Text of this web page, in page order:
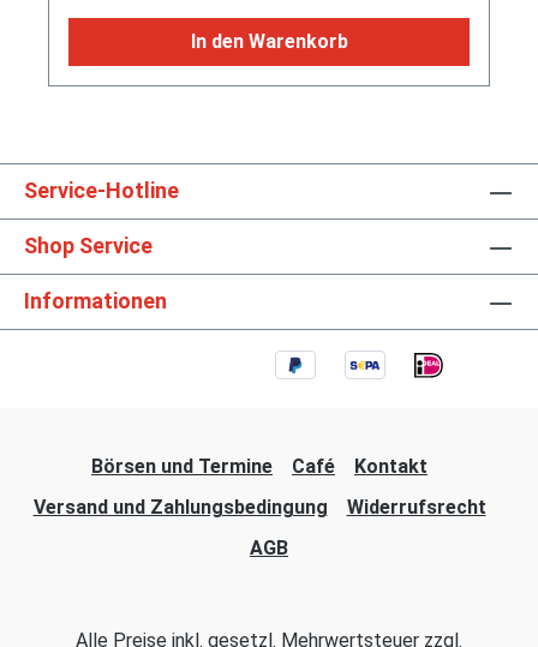
In den Warenkorb
Service-Hotline
Shop Service
Informationen
Börsen und Termine Café
Kontakt
Versand und Zahlungsbedingung
Widerrufsrecht
AGB
Alle Preise inkl. gesetzl. Mehrwertsteuer zzgl.